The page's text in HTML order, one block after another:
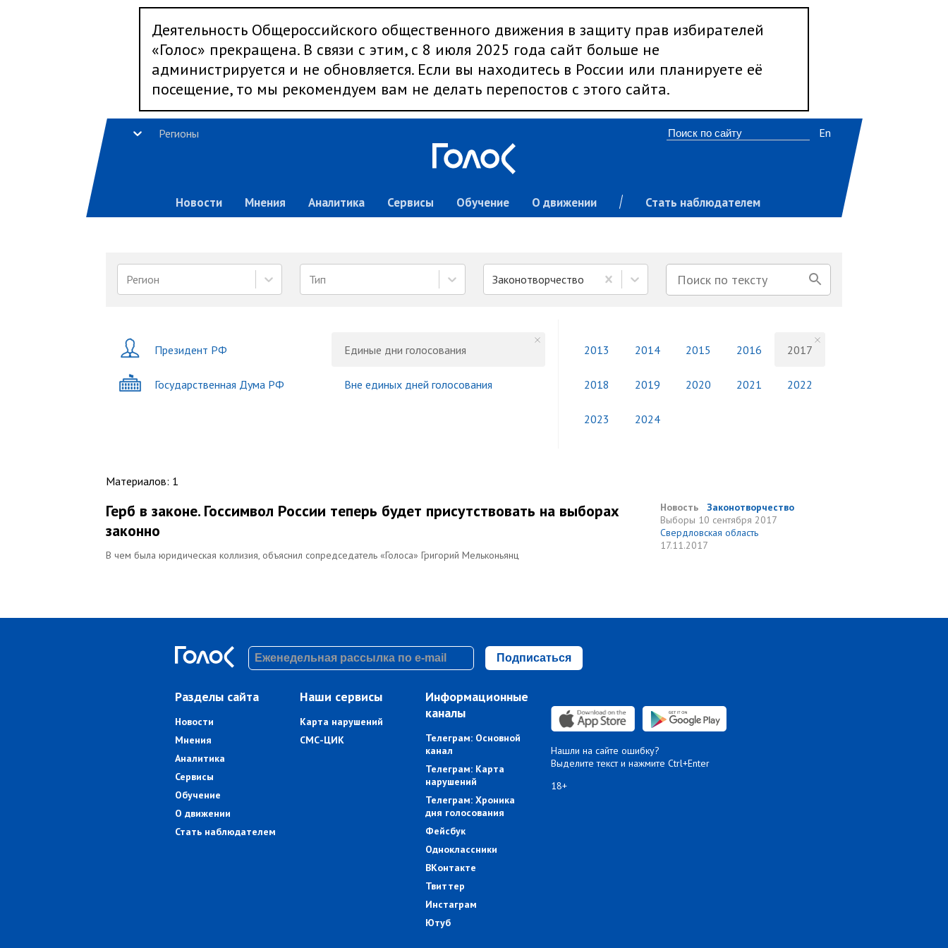
Деятельность Общероссийского общественного движения в защиту прав избирателей
«Голос» прекращена. В связи с этим, с 8 июля 2025 года сайт больше не
администрируется и не обновляется. Если вы находитесь в России или планируете её
посещение, то мы рекомендуем вам не делать перепостов с этого сайта.
Регионы
Новости Мнения Аналитика Сервисы Обучение О движении Стать наблюдателем
En
Регион Тип Законотворчество
Президент РФ
Государственная Дума РФ
Единые дни голосования
Вне единых дней голосования
2013 2014 2015 2016 2017
2018 2019 2020 2021 2022
2023 2024
Материалов: 1
Герб в законе. Госсимвол России теперь будет присутствовать на выборах
законно
В чем была юридическая коллизия, объяснил сопредседатель «Голоса» Григорий Мельконьянц
Новость
Законотворчество
Выборы 10 сентября 2017
Свердловская область
17.11.2017
Подписаться
Разделы сайта
Новости
Мнения
Аналитика
Сервисы
Обучение
О движении
Стать наблюдателем
Наши сервисы
Карта нарушений
СМС-ЦИК
Информационные
каналы
Телеграм: Основной
канал
Телеграм: Карта
нарушений
Телеграм: Хроника
дня голосования
Фейсбук
Одноклассники
ВКонтакте
Твиттер
Инстаграм
Ютуб
Нашли на сайте ошибку?
Выделите текст и нажмите Ctrl+Enter
18+